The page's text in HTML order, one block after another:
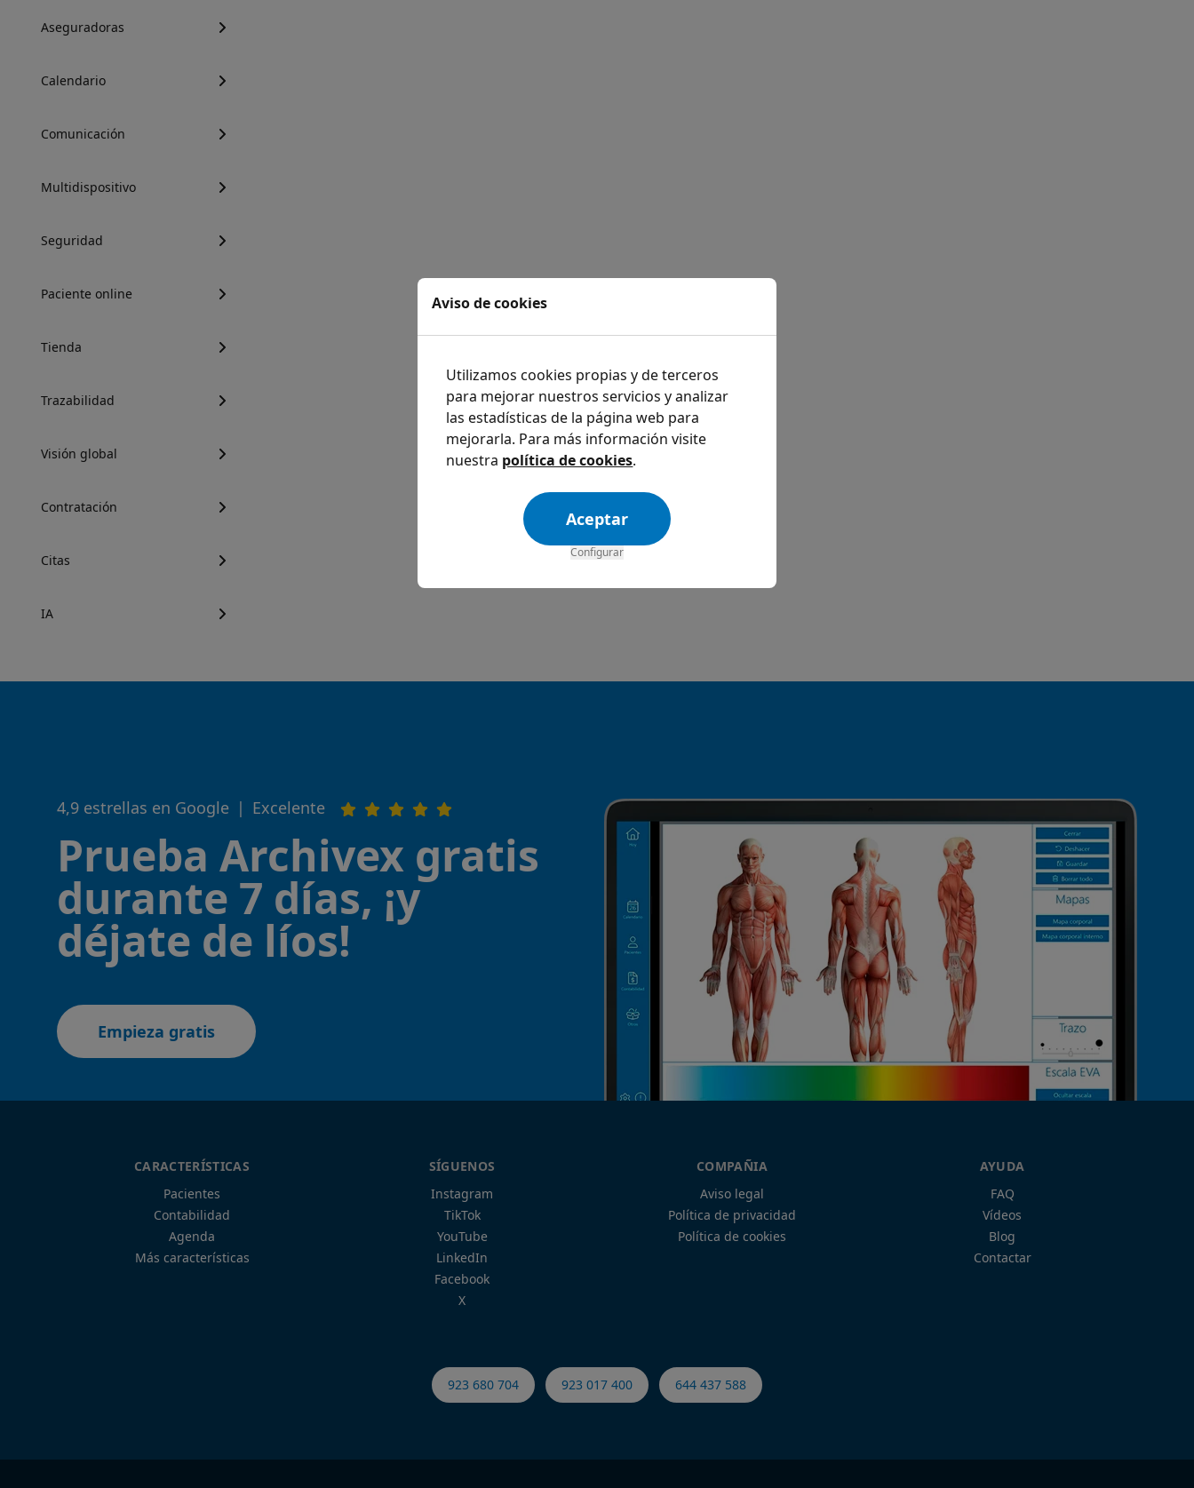
Aseguradoras
Calendario
Comunicación
Multidispositivo
Seguridad
Paciente online
Tienda
Trazabilidad
Visión global
Contratación
Citas
IA
4,9 estrellas en Google | Excelente
Prueba Archivex gratis
durante 7 días, ¡y
déjate de líos!
Empieza gratis
CARACTERÍSTICAS
Pacientes
Contabilidad
Agenda
Más características
SÍGUENOS
Instagram
TikTok
YouTube
LinkedIn
Facebook
X
COMPAÑIA
Aviso legal
Política de privacidad
Política de cookies
AYUDA
FAQ
Vídeos
Blog
Contactar
923 680 704 923 017 400 644 437 588
Aviso de cookies
Utilizamos cookies propias y de terceros
para mejorar nuestros servicios y analizar
las estadísticas de la página web para
mejorarla. Para más información visite
nuestra política de cookies.
Aceptar
Configurar